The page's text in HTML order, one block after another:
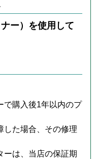
ー）を使用して
で購入後1年以内のプ
した場合、その修理
は、当店の保証期